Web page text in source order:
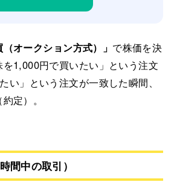
（オークション方式）」 で株価を決
1,000円で買いたい」という注文
い」という注文が一致した瞬間、
定）。
間中の取引）